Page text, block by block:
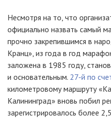
Несмотря на то, что
официально назвать самый
прочно закрепившимся в
Кранц», из года в год
заложена в 1985 году,
и основательным. 27-й по
километровому маршруту
Калининград» вновь побил
зарегистрировалось более